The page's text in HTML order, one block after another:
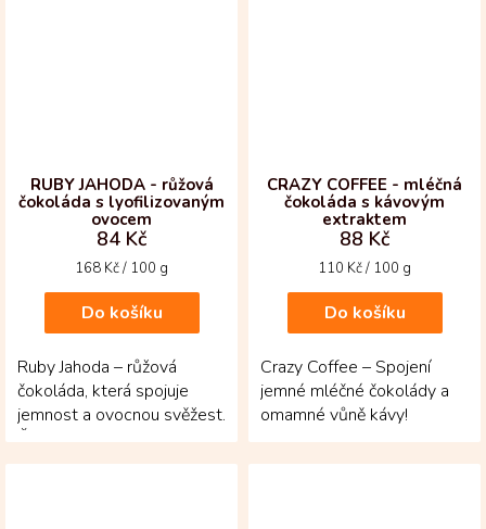
RUBY JAHODA - růžová
čokoláda s lyofilizovaným
ovocem
84 Kč
Měrná
168 Kč / 100 g
Do košíku
Ruby Jahoda – růžová
čokoláda, která spojuje
jemnost a ovocnou svěžest.
Čokoláda pochází z
kakaových bobů Ruby s...
CRAZY COFFEE - mléčná
čokoláda s kávovým
extraktem
88 Kč
Měrná
110 Kč / 100 g
Do košíku
Crazy Coffee – Spojení
jemné mléčné čokolády a
omamné vůně kávy!
Tabulka z venezuelských
kakaových bobů s